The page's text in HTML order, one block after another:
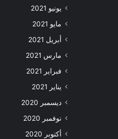
يونيو 2021
مايو 2021
أبريل 2021
مارس 2021
فبراير 2021
يناير 2021
ديسمبر 2020
نوفمبر 2020
أكتوبر 2020